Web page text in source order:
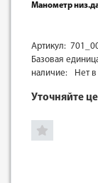
Манометр
Артикул:
Базовая
наличие:
Нет
Уточняйте